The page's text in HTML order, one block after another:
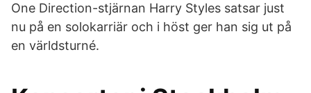
One Direction-stjärnan Harry Styles satsar just
nu på en solokarriär och i höst ger han sig ut på
en världsturné.